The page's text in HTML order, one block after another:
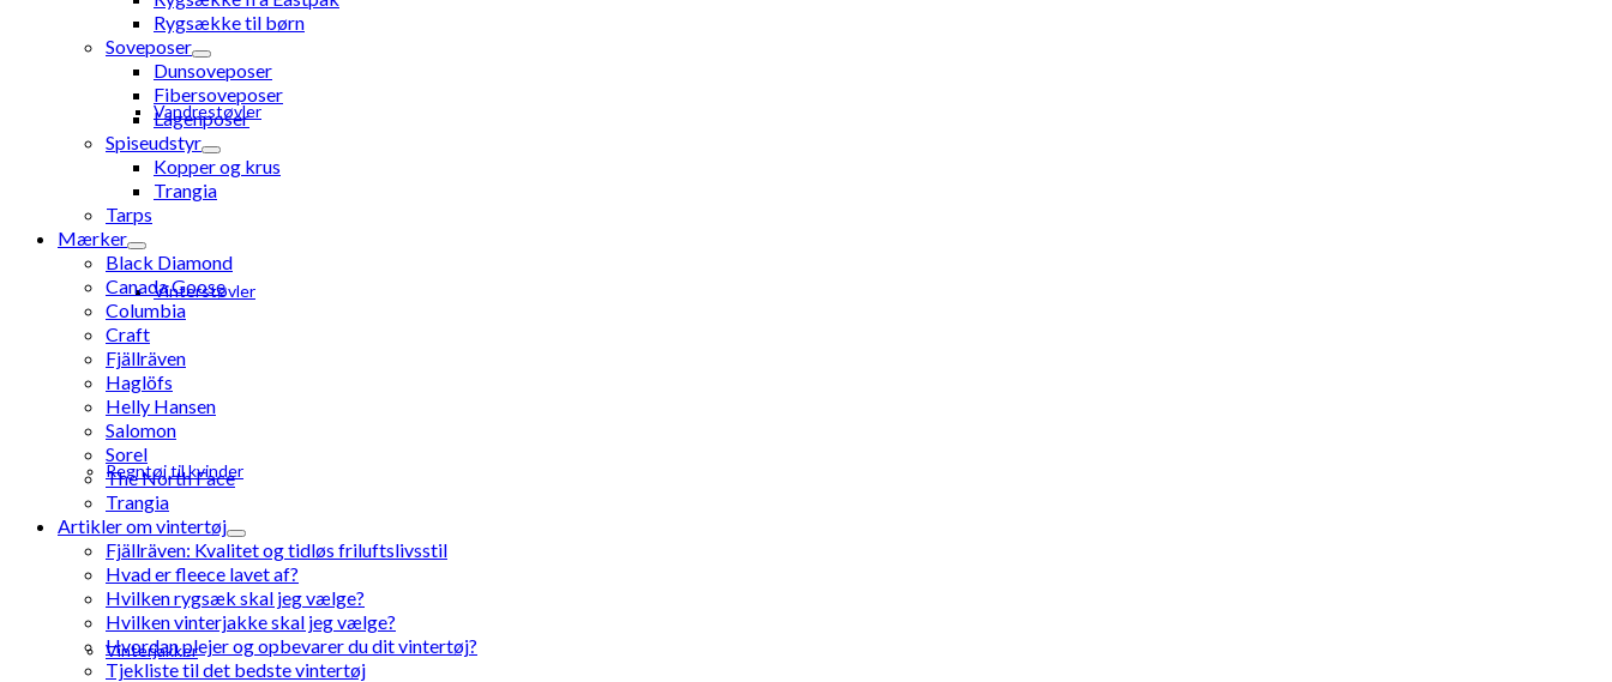
Vandrestøvler
Vinterstøvler
Regntøj til kvinder
Vinterjakker
Rygsække til børn
Soveposer
Dunsoveposer
Fibersoveposer
Lagenposer
Spiseudstyr
Kopper og krus
Trangia
Tarps
Mærker
Black Diamond
Canada Goose
Columbia
Craft
Fjällräven
Haglöfs
Helly Hansen
Salomon
Sorel
The North Face
Trangia
Artikler om vintertøj
Fjällräven: Kvalitet og tidløs friluftslivsstil
Hvad er fleece lavet af?
Hvilken rygsæk skal jeg vælge?
Hvilken vinterjakke skal jeg vælge?
Hvordan plejer og opbevarer du dit vintertøj?
Tjekliste til det bedste vintertøj